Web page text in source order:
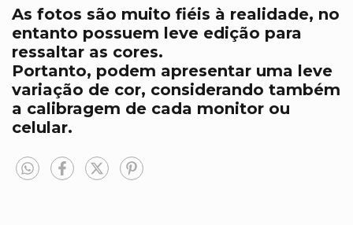
As fotos são muito fiéis à realidade, no
entanto possuem leve edição para
ressaltar as cores.
Portanto, podem apresentar uma leve
variação de cor, considerando também
a calibragem de cada monitor ou
celular.